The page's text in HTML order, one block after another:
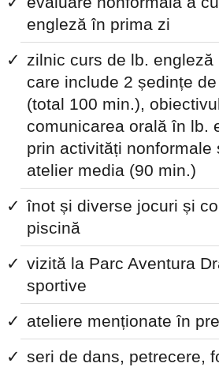
engleză în prima zi
zilnic curs de lb. engleză
care include 2 ședințe
(total 100 min.),
comunicarea orală în lb.
prin activități nonformale
atelier media (90 min.)
înot și diverse jocuri și
piscină
vizită la Parc Aventura
sportive
ateliere menționate în
seri de dans, petrecere,